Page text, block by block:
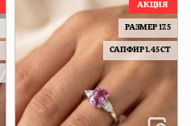
РАЗМЕР 17.5
САПФИР 1.45 CT